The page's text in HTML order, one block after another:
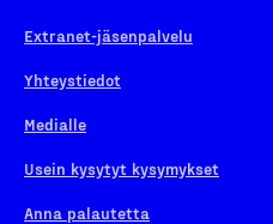
Extranet-jäsenpalvelu
Yhteystiedot
Medialle
Usein kysytyt kysymykset
Anna palautetta